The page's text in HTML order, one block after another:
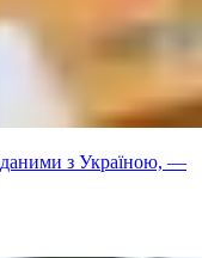
з Україною, —